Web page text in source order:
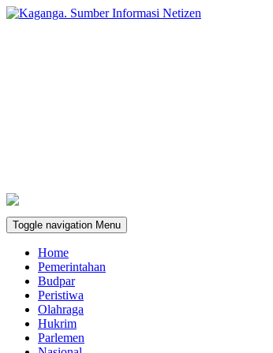
Toggle navigation Menu
Home
Pemerintahan
Budpar
Peristiwa
Olahraga
Hukrim
Parlemen